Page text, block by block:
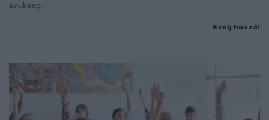
szükség.
Szólj hozzá!